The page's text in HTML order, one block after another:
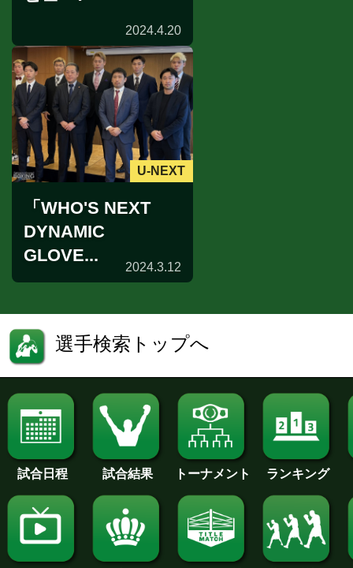
2024.4.20
U-NEXT
「WHO'S NEXT
DYNAMIC
GLOVE...
2024.3.12
選手検索トップへ
試合日程 試合結果 トーナメント ランキング